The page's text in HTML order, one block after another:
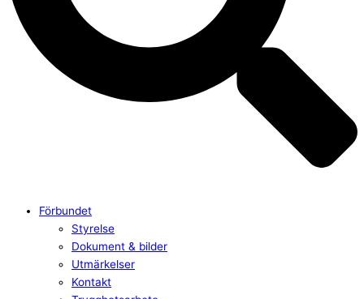
Förbundet
Styrelse
Dokument & bilder
Utmärkelser
Kontakt